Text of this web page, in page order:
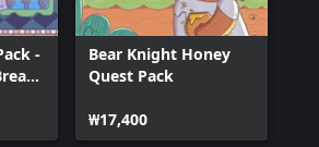
-
Bear Knight Honey
Quest Pack
₩17,400